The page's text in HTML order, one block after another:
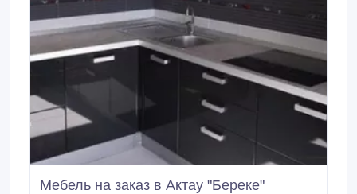
Мебель на заказ в Актау "Береке"